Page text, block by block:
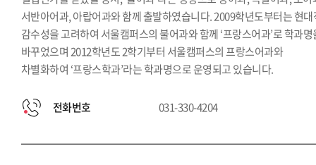
서반아어과, 아랍어과와 함께 출발하였습니다. 2009학년도부터는 현대
감수성을 고려하여 서울캠퍼스의 불어과와 함께 ‘프랑스어과’로 학과명
바꾸었으며 2012학년도 2학기부터 서울캠퍼스의 프랑스어과와
차별화하여 ‘프랑스학과’라는 학과명으로 운영되고 있습니다.
전화번호 031-330-4204